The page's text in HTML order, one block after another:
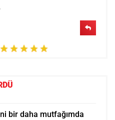
bir daha mutfağımda